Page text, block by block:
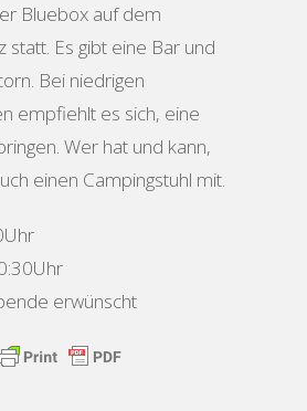
Bluebox auf dem
statt. Es gibt eine Bar und
Bei niedrigen
empfiehlt es sich, eine
Wer hat und kann,
einen Campingstuhl mit.
erwünscht